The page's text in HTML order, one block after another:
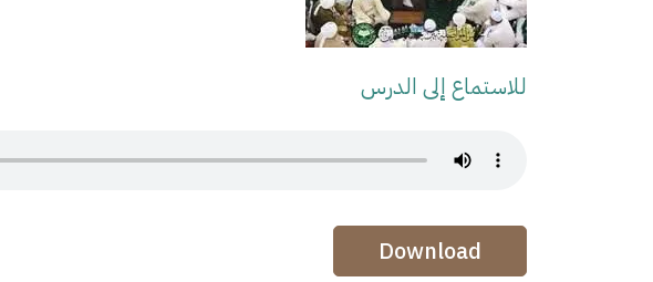
للاستماع إلى الدرس
Audio Stream
Audio Stream
Download